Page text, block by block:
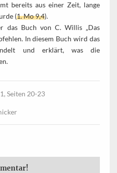
bereits aus einer Zeit, lange
(1. Mo 9,4).
das Buch von C. Willis „Das
In diesem Buch wird das
und erklärt, was die
Seiten 20-23